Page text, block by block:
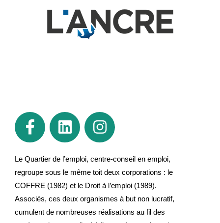
Le Quartier de l’emploi, centre-conseil en emploi,
regroupe sous le même toit deux corporations : le
COFFRE (1982) et le Droit à l’emploi (1989).
Associés, ces deux organismes à but non lucratif,
cumulent de nombreuses réalisations au fil des